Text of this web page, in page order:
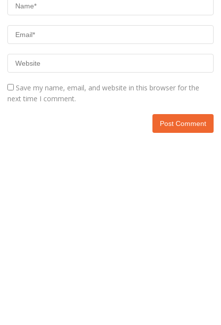
Save my name, email, and website in this browser for the
next time I comment.